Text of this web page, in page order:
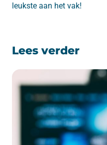
leukste aan het vak!
Lees verder